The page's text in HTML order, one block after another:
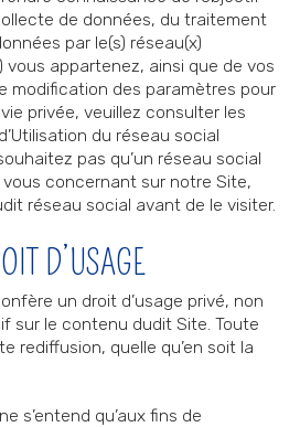
de données, du traitement
par le(s) réseau(x)
vous appartenez, ainsi que de vos
modification des paramètres pour
privée, veuillez consulter les
du réseau social
pas qu’un réseau social
concernant sur notre Site,
réseau social avant de le visiter.
D’USAGE
un droit d’usage privé, non
sur le contenu dudit Site. Toute
rediffusion, quelle qu’en soit la
s’entend qu’aux fins de